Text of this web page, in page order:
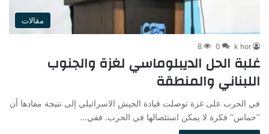
مقالات
k hor
0
8
غلبة الحل الديبلوماسي لغزة والجنوب
اللبناني والمنطقة
في الحرب على غزة توصلت قيادة الجيش الاسرائيلي إلى نتيجة مفادها أن
’’حماس‘‘ فكرة لا يمكن استئصالها في الحرب. ففي…